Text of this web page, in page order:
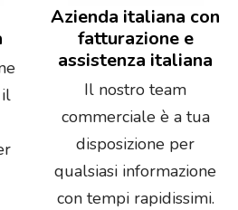
Azienda italiana con
fatturazione e
assistenza italiana
Il nostro team
commerciale è a tua
disposizione per
qualsiasi informazione
con tempi rapidissimi.